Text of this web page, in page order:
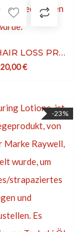
LUXINA HAIR LOSS PREVENTION TONICO
20,00€
-23%